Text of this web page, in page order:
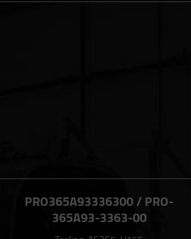
PRO365A93336300 / PRO-
365A93-3363-00